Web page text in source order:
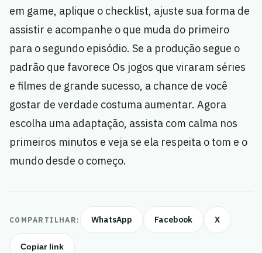
em game, aplique o checklist, ajuste sua forma de
assistir e acompanhe o que muda do primeiro
para o segundo episódio. Se a produção segue o
padrão que favorece Os jogos que viraram séries
e filmes de grande sucesso, a chance de você
gostar de verdade costuma aumentar. Agora
escolha uma adaptação, assista com calma nos
primeiros minutos e veja se ela respeita o tom e o
mundo desde o começo.
COMPARTILHAR: WhatsApp Facebook X
Copiar link